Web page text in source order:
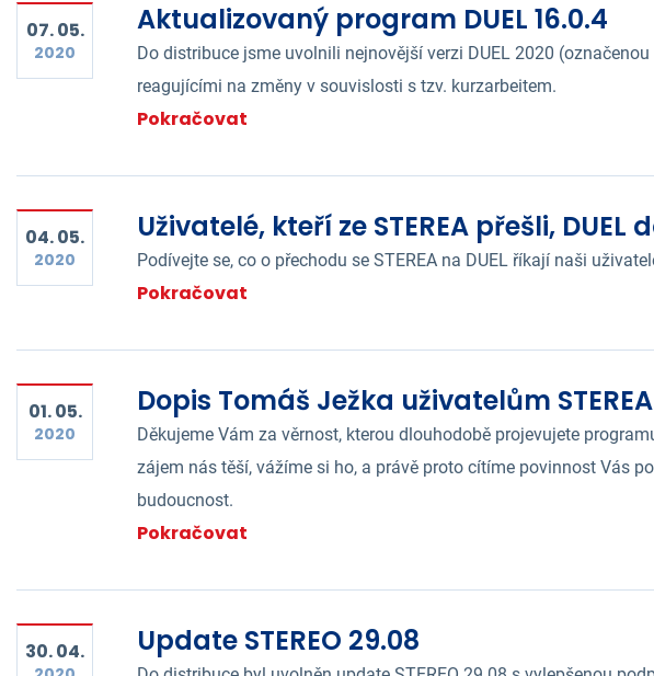
07. 05.
2020
Aktualizovaný program DUEL 16.0.4
Do distribuce jsme uvolnili nejnovější verzi DUEL 2020
reagujícími na změny v souvislosti s tzv. kurzarbeitem.
Pokračovat
04. 05.
2020
Uživatelé, kteří ze STEREA přešli, DUEL
Podívejte se, co o přechodu se STEREA na DUEL říkají naši
Pokračovat
01. 05.
2020
Dopis Tomáš Ježka uživatelům STEREA
Děkujeme Vám za věrnost, kterou dlouhodobě projevujete
zájem nás těší, vážíme si ho, a právě proto cítíme povinnost Vás
budoucnost.
Pokračovat
30. 04. Update STEREO 29.08